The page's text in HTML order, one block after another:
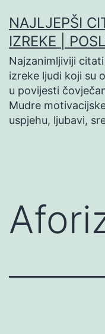
na
sadržaj
NAJLJEPŠI
IZREKE |
Najzanimljiviji
izreke ljudi koji su
u povijesti
Mudre
uspjehu, ljubavi,